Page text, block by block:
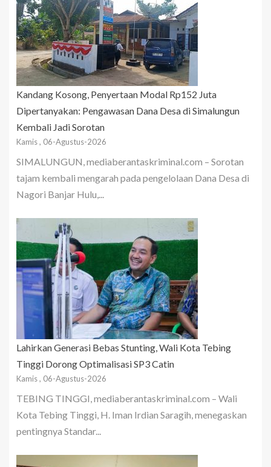
Kandang Kosong, Penyertaan Modal Rp152 Juta
Dipertanyakan: Pengawasan Dana Desa di Simalungun
Kembali Jadi Sorotan
Kamis , 06-Agustus-2026
SIMALUNGUN, mediaberantaskriminal.com – Sorotan
tajam kembali mengarah pada pengelolaan Dana Desa di
Nagori Banjar Hulu,...
Lahirkan Generasi Bebas Stunting, Wali Kota Tebing
Tinggi Dorong Optimalisasi SP3 Catin
Kamis , 06-Agustus-2026
TEBING TINGGI, mediaberantaskriminal.com – Wali
Kota Tebing Tinggi, H. Iman Irdian Saragih, menegaskan
pentingnya Standar...